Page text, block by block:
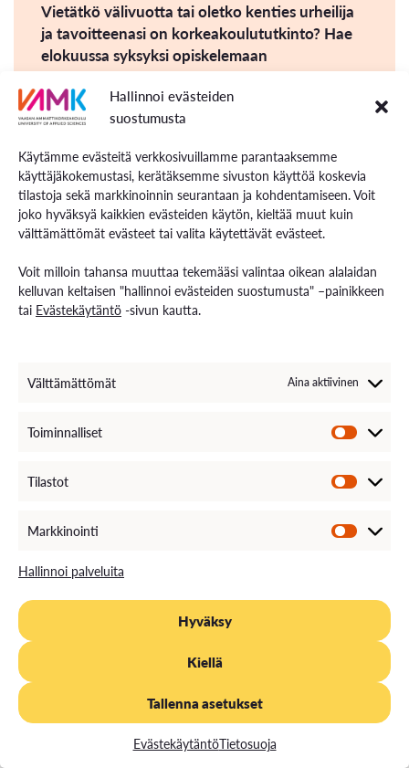
Hallinnoi evästeiden
suostumusta
Käytämme evästeitä verkkosivuillamme parantaaksemme
käyttäjäkokemustasi, kerätäksemme sivuston käyttöä koskevia
tilastoja sekä markkinoinnin seurantaan ja kohdentamiseen. Voit
joko hyväksyä kaikkien evästeiden käytön, kieltää muut kuin
välttämättömät evästeet tai valita käytettävät evästeet.
Voit milloin tahansa muuttaa tekemääsi valintaa oikean alalaidan
kelluvan keltaisen "hallinnoi evästeiden suostumusta" –painikkeen
tai Evästekäytäntö -sivun kautta.
Välttämättömät Aina aktiivinen
Toiminnalliset
Tilastot
Markkinointi
Hallinnoi palveluita
Hyväksy
Kiellä
Tallenna asetukset
EvästekäytäntöTietosuoja
Vietätkö välivuotta tai oletko kenties urheilija
ja tavoitteenasi on korkeakoulututkinto? Hae
elokuussa syksyksi opiskelemaan
polkuopintoja, jotka suoritettuasi voit hakea
tutkinto-opiskelijaksi ja valmistua samassa
ajassa, kuin suoraan tutkinnon aloittanut
Ole ajoissa matkassa, sillä opiskelupaikat
täyttyvät ilmoittautumisjärjestyksessä!
Haku aika on 6.8-12.8.
Tutustu tutkintoihin ja ilmoittaudu
hyvinvointitaloutta